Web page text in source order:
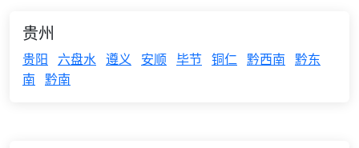
贵州
贵阳 六盘水 遵义 安顺 毕节 铜仁 黔西南 黔东
南 黔南